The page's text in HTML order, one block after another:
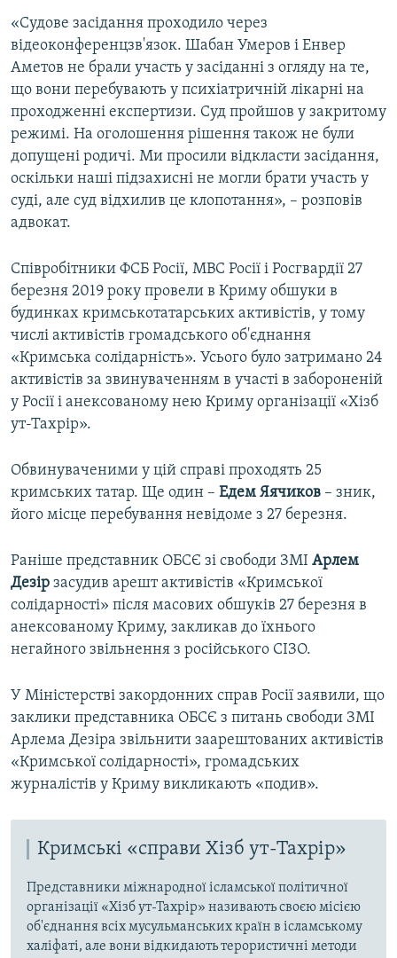
«Судове засідання проходило через
відеоконференцзв'язок. Шабан Умеров і Енвер
Аметов не брали участь у засіданні з огляду на те,
що вони перебувають у психіатричній лікарні на
проходженні експертизи. Суд пройшов у закритому
режимі. На оголошення рішення також не були
допущені родичі. Ми просили відкласти засідання,
оскільки наші підзахисні не могли брати участь у
суді, але суд відхилив це клопотання», – розповів
адвокат.
Співробітники ФСБ Росії, МВС Росії і Росгвардії 27
березня 2019 року провели в Криму обшуки в
будинках кримськотатарських активістів, у тому
числі активістів громадського об'єднання
«Кримська солідарність». Усього було затримано 24
активістів за звинуваченням в участі в забороненій
у Росії і анексованому нею Криму організації «Хізб
ут-Тахрір».
Обвинуваченими у цій справі проходять 25
кримських татар. Ще один – Едем Яячиков – зник,
його місце перебування невідоме з 27 березня.
Раніше представник ОБСЄ зі свободи ЗМІ Арлем
Дезір засудив арешт активістів «Кримської
солідарності» після масових обшуків 27 березня в
анексованому Криму, закликав до їхнього
негайного звільнення з російського СІЗО.
У Міністерстві закордонних справ Росії заявили, що
заклики представника ОБСЄ з питань свободи ЗМІ
Арлема Дезіра звільнити заарештованих активістів
«Кримської солідарності», громадських
журналістів у Криму викликають «подив».
Кримські «справи Хізб ут-Тахрір»
Представники міжнародної ісламської політичної
організації «Хізб ут-Тахрір» називають своєю місією
об'єднання всіх мусульманських країн в ісламському
халіфаті, але вони відкидають терористичні методи